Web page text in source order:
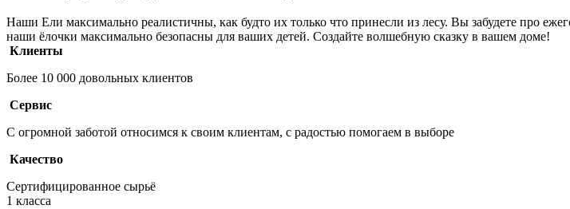
Наши Ели максимально реалистичны, как будто их только что принесли из лесу. Вы забудете про
наши ёлочки максимально безопасны для ваших детей. Создайте волшебную сказку в вашем доме!
Клиенты
Более 10 000 довольных клиентов
Сервис
С огромной заботой относимся к своим клиентам, с радостью помогаем в выборе
Качество
Сертифицированное сырьё
1 класса